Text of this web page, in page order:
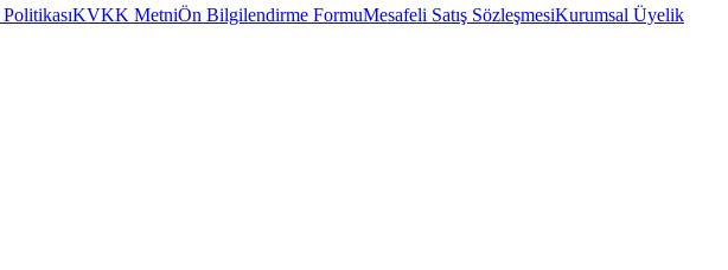
KVKK MetniÖn Bilgilendirme FormuMesafeli Satış SözleşmesiKurumsal Üyelik